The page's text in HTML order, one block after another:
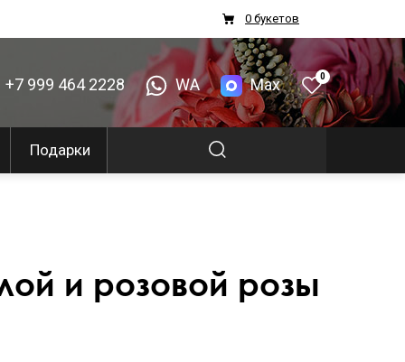
0 букетов
+7 999 464 2228 WA Max 0
Подарки
и розовой розы